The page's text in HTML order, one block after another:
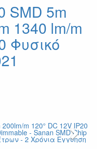
SMD 5m
1340 lm/m
Φυσικό
Next